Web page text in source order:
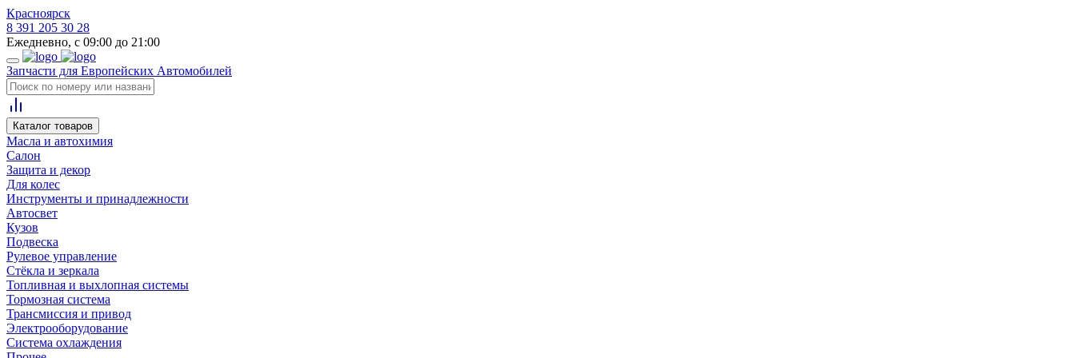
Красноярск
8 391 205 30 28
Ежедневно, с 09:00 до 21:00
Запчасти для Европейских Автомобилей
Каталог товаров
Масла и автохимия
Салон
Защита и декор
Для колес
Инструменты и принадлежности
Автосвет
Кузов
Подвеска
Рулевое управление
Стёкла и зеркала
Топливная и выхлопная системы
Тормозная система
Трансмиссия и привод
Электрооборудование
Система охлаждения